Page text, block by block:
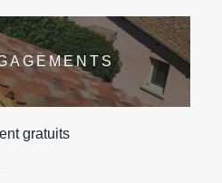
gratuits